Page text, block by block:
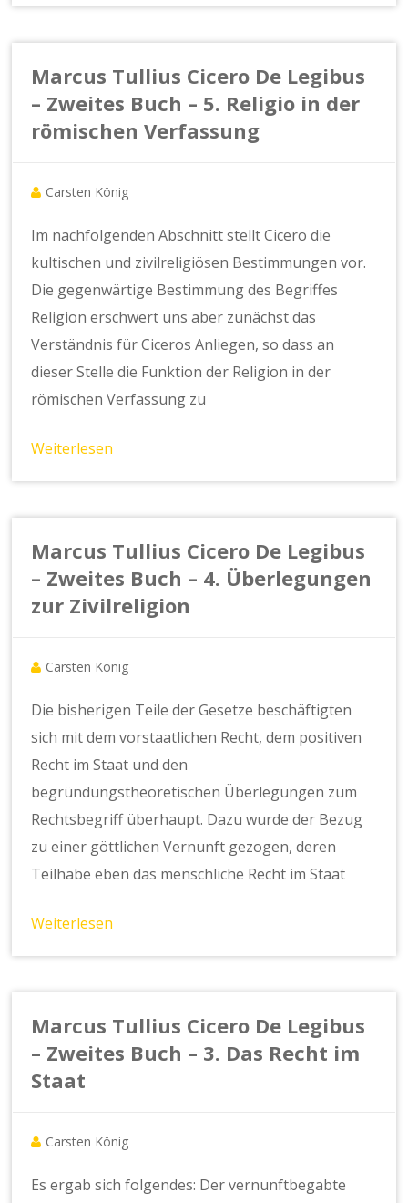
Marcus Tullius Cicero De Legibus
– Zweites Buch – 5. Religio in der
römischen Verfassung
Carsten König
Im nachfolgenden Abschnitt stellt Cicero die
kultischen und zivilreligiösen Bestimmungen vor.
Die gegenwärtige Bestimmung des Begriffes
Religion erschwert uns aber zunächst das
Verständnis für Ciceros Anliegen, so dass an
dieser Stelle die Funktion der Religion in der
römischen Verfassung zu
Weiterlesen
Marcus Tullius Cicero De Legibus
– Zweites Buch – 4. Überlegungen
zur Zivilreligion
Carsten König
Die bisherigen Teile der Gesetze beschäftigten
sich mit dem vorstaatlichen Recht, dem positiven
Recht im Staat und den
begründungstheoretischen Überlegungen zum
Rechtsbegriff überhaupt. Dazu wurde der Bezug
zu einer göttlichen Vernunft gezogen, deren
Teilhabe eben das menschliche Recht im Staat
Weiterlesen
Marcus Tullius Cicero De Legibus
– Zweites Buch – 3. Das Recht im
Staat
Carsten König
Es ergab sich folgendes: Der vernunftbegabte